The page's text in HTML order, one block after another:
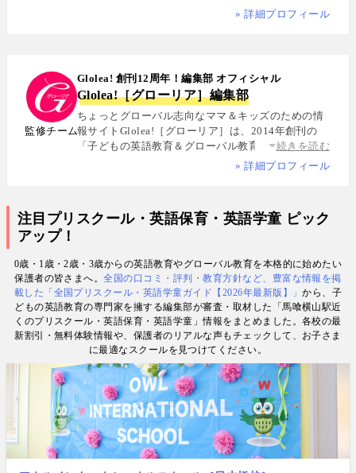
国籍シェアハウスで約5年間生活し、リアルな多文化
スペイン語・中国語・日本語の4言語を駆使し、世界
中の女性や母親と対話・取材を継続. 親子留学、バイ
リンガル育児、おうち英語、子どもオンライン英会
話に関する実体験に基づく信頼性の高い情報を発信
している. 著書に『子育てツイッター入門』ほか、日
経、AERA、NewsPicksなどでの寄稿・監修実績多数
» 詳細プロフィール
監修チーム
Glolea! 創刊12周年！編集部 オフィシャル
Glolea!［グローリア］編集部
ちょっとグローバル志向なママ＆キッズのための情
報サイトGlolea!［グローリア］は、2014年創刊の
「子どもの英語教育＆グローバル教育」に特化した
専門メディア. 英語にはじめて触れるお子様から帰国
800名にグローバル教育を実践した英語学習コーチ.
で子育て中のワーキングママなど多様な専門家が多
数. 日経・AERA with kids・AERA・NewsPicks等の
情報提供・寄稿・監修実績も豊富な“世界と子どもの
未来をつなぐ情報ハブ”です。
続きを読む
» 詳細プロフィール
注目プリスクール・英語保育・英語学童 ピック
アップ！
0歳・1歳・2歳・3歳からの英語教育やグローバル教育を本格的に始めたい
保護者の皆さまへ。全国の口コミ・評判・教育方針など、豊富な情報を掲
載した「全国プリスクール・英語学童ガイド【2026年最新版】」から、子
どもの英語教育の専門家を擁する編集部が審査・取材した「馬喰横山駅近
くのプリスクール・英語保育・英語学童」情報をまとめました。各校の最
新割引・無料体験情報や、保護者のリアルな声もチェックして、お子さま
に最適なスクールを見つけてください。